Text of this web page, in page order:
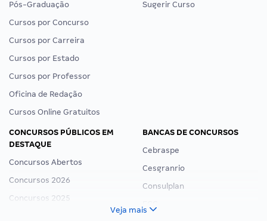
Pós-Graduação
Cursos por Concurso
Cursos por Carreira
Cursos por Estado
Cursos por Professor
Oficina de Redação
Cursos Online Gratuitos
Sugerir Curso
CONCURSOS PÚBLICOS EM
DESTAQUE
Concursos Abertos
Concursos 2026
Concursos 2025
Concurso Nacional Unificado
BANCAS DE CONCURSOS
Cebraspe
Cesgranrio
Consulplan
Veja mais